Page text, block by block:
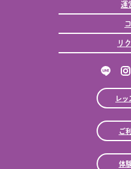
運
リ
レ
ご
体